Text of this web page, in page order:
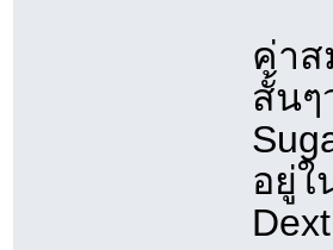
ค่าส
สั้นๆ
อยู่ใ